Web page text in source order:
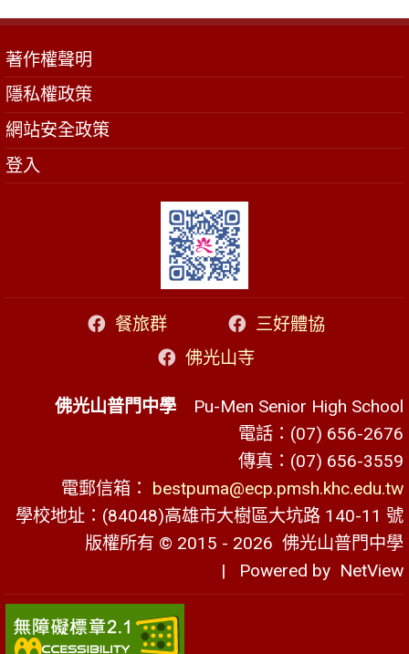
著作權聲明
隱私權政策
網站安全政策
登入
餐旅群
三好體協
佛光山寺
佛光山普門中學 Pu-Men Senior High School
電話：(07) 656-2676
傳真：(07) 656-3559
電郵信箱： bestpuma@ecp.pmsh.khc.edu.tw
學校地址：(84048)高雄市大樹區大坑路 140-11 號
版權所有 © 2015 - 2026 佛光山普門中學
| Powered by NetView